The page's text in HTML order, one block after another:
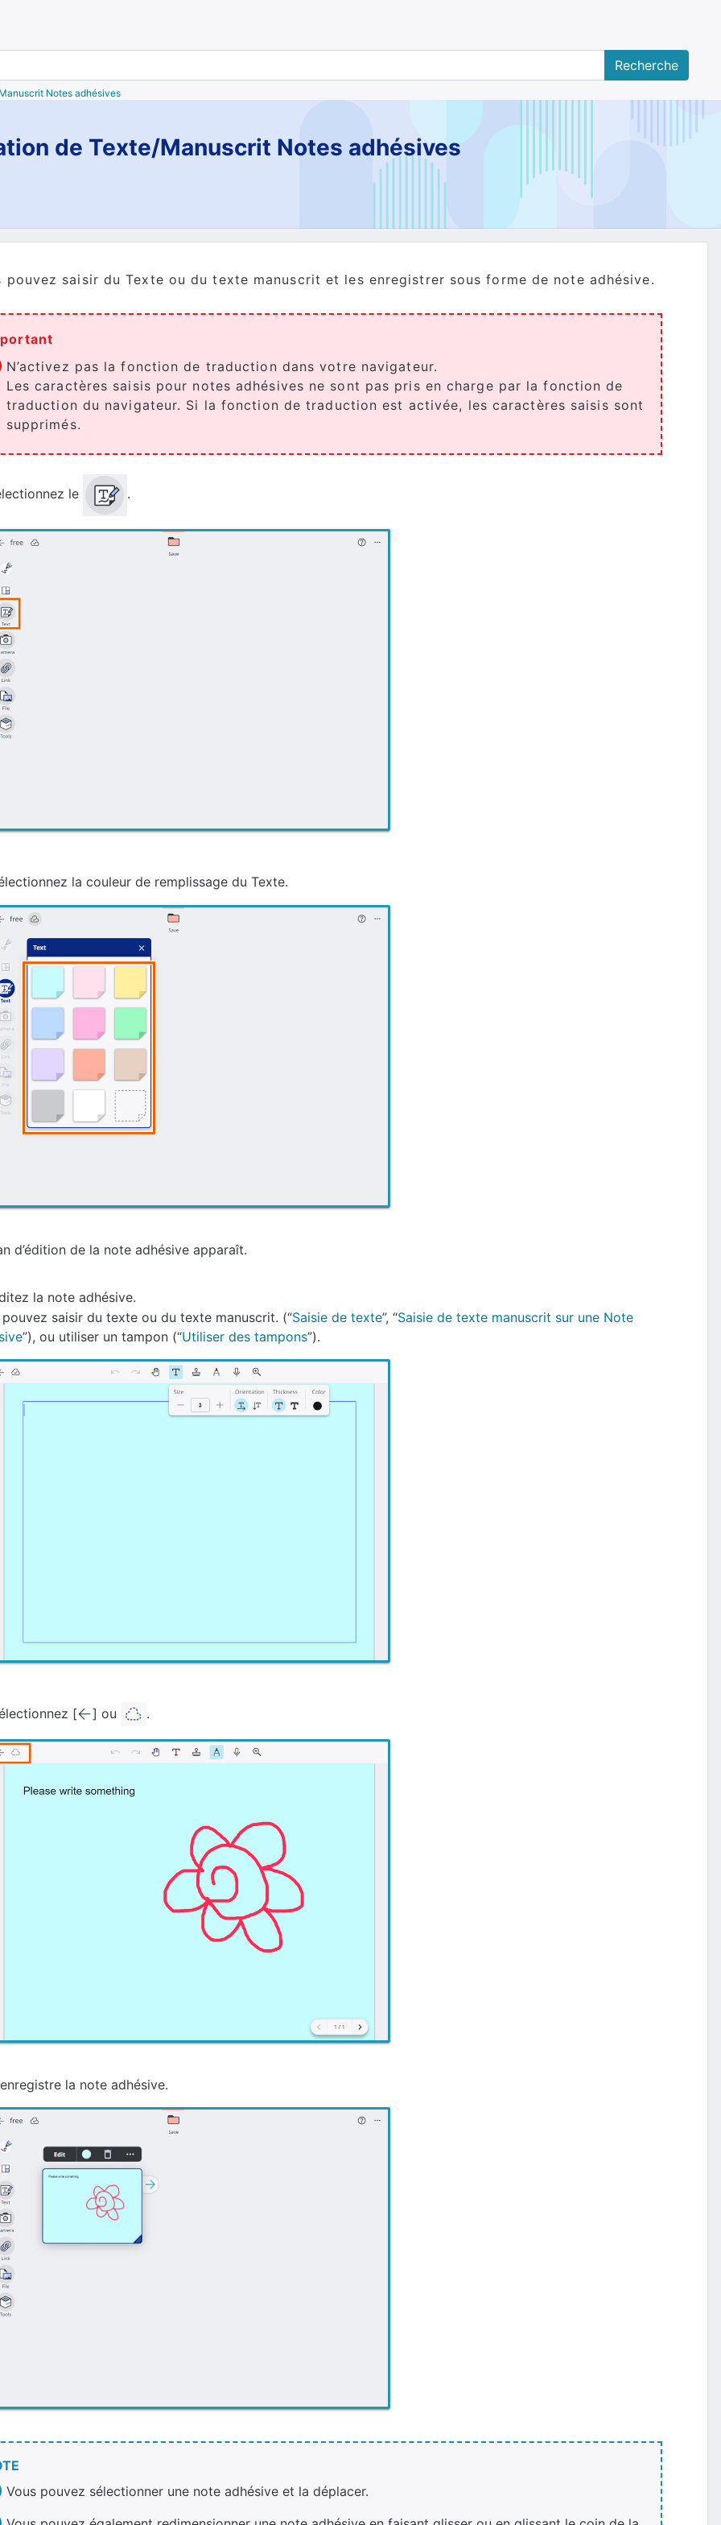
Notes adhésives
de Texte/Manuscrit Notes adhésives
pouvez saisir du Texte ou du texte manuscrit et les enregistrer sous forme de note adhésive.
N’activez pas la fonction de traduction dans votre navigateur.
Les caractères saisis pour notes adhésives ne sont pas pris en charge par la fonction de
traduction du navigateur. Si la fonction de traduction est activée, les caractères saisis sont
supprimés.
le .
la couleur de remplissage du Texte.
d’édition de la note adhésive apparaît.
la note adhésive.
pouvez saisir du texte ou du texte manuscrit. (“Saisie de texte”, “Saisie de texte manuscrit sur une Note
”), ou utiliser un tampon (“Utiliser des tampons”).
[ ] ou .
la note adhésive.
Vous pouvez sélectionner une note adhésive et la déplacer.